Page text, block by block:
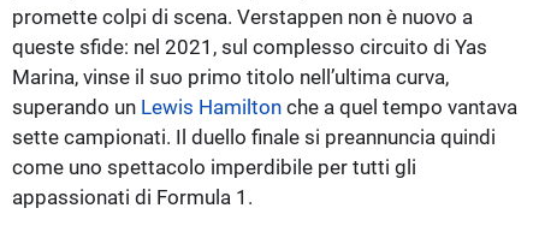
promette colpi di scena. Verstappen non è nuovo a
queste sfide: nel 2021, sul complesso circuito di Yas
Marina, vinse il suo primo titolo nell’ultima curva,
superando un Lewis Hamilton che a quel tempo vantava
sette campionati. Il duello finale si preannuncia quindi
come uno spettacolo imperdibile per tutti gli
appassionati di Formula 1.